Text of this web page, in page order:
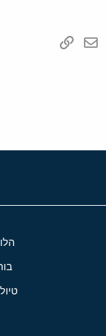
WhatsAppדואר אלקטרוני